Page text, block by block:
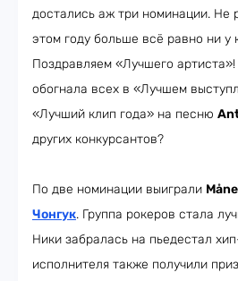
достались аж три номинации. Не
этом году больше всё равно ни у
Поздравляем «Лучшего
обогнала всех в «Лучшем
«Лучший клип года» на песню
других конкурсантов?
По две номинации выиграли
Чонгук. Группа рокеров стала
Ники забралась на пьедестал
исполнителя также получили